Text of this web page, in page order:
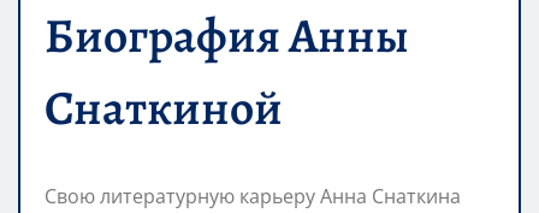
Биография Анны
Снаткиной
Свою литературную карьеру Анна Снаткина